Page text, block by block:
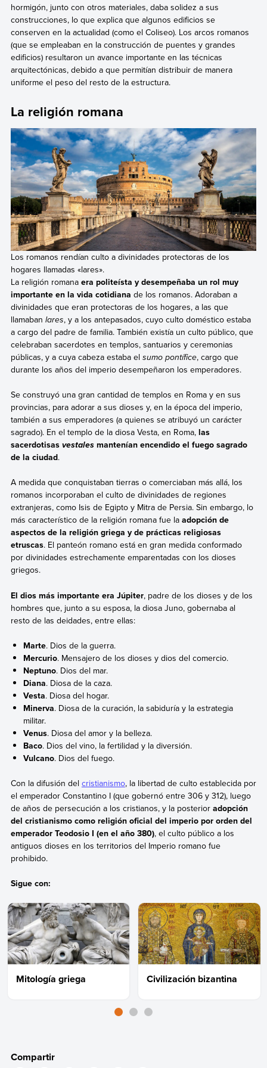
hormigón, junto con otros materiales, daba solidez a sus
construcciones, lo que explica que algunos edificios se
conserven en la actualidad (como el Coliseo). Los arcos romanos
(que se empleaban en la construcción de puentes y grandes
edificios) resultaron un avance importante en las técnicas
arquitectónicas, debido a que permitían distribuir de manera
uniforme el peso del resto de la estructura.
La religión romana
Los romanos rendían culto a divinidades protectoras de los
hogares llamadas «lares».
La religión romana era politeísta y desempeñaba un rol muy
importante en la vida cotidiana de los romanos. Adoraban a
divinidades que eran protectoras de los hogares, a las que
llamaban lares, y a los antepasados, cuyo culto doméstico estaba
a cargo del padre de familia. También existía un culto público, que
celebraban sacerdotes en templos, santuarios y ceremonias
públicas, y a cuya cabeza estaba el sumo pontífice, cargo que
durante los años del imperio desempeñaron los emperadores.
Se construyó una gran cantidad de templos en Roma y en sus
provincias, para adorar a sus dioses y, en la época del imperio,
también a sus emperadores (a quienes se atribuyó un carácter
sagrado). En el templo de la diosa Vesta, en Roma, las
sacerdotisas vestalesmantenían encendido el fuego sagrado
de la ciudad.
A medida que conquistaban tierras o comerciaban más allá, los
romanos incorporaban el culto de divinidades de regiones
extranjeras, como Isis de Egipto y Mitra de Persia. Sin embargo, lo
más característico de la religión romana fue la adopción de
aspectos de la religión griega y de prácticas religiosas
etruscas. El panteón romano está en gran medida conformado
por divinidades estrechamente emparentadas con los dioses
griegos.
El dios más importante era Júpiter, padre de los dioses y de los
hombres que, junto a su esposa, la diosa Juno, gobernaba al
resto de las deidades, entre ellas:
Marte. Dios de la guerra.
Mercurio. Mensajero de los dioses y dios del comercio.
Neptuno. Dios del mar.
Diana. Diosa de la caza.
Vesta. Diosa del hogar.
Minerva. Diosa de la curación, la sabiduría y la estrategia
militar.
Venus. Diosa del amor y la belleza.
Baco. Dios del vino, la fertilidad y la diversión.
Vulcano. Dios del fuego.
Con la difusión del cristianismo, la libertad de culto establecida por
el emperador Constantino I (que gobernó entre 306 y 312), luego
de años de persecución a los cristianos, y la posterior adopción
del cristianismo como religión oficial del imperio por orden del
emperador Teodosio I (en el año 380), el culto público a los
antiguos dioses en los territorios del Imperio romano fue
prohibido.
Sigue con:
Mitología griega Civilización bizantina
Compartir